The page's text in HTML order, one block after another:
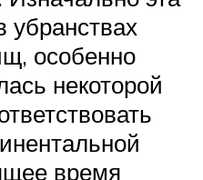
убранствах
особенно
некоторой
время